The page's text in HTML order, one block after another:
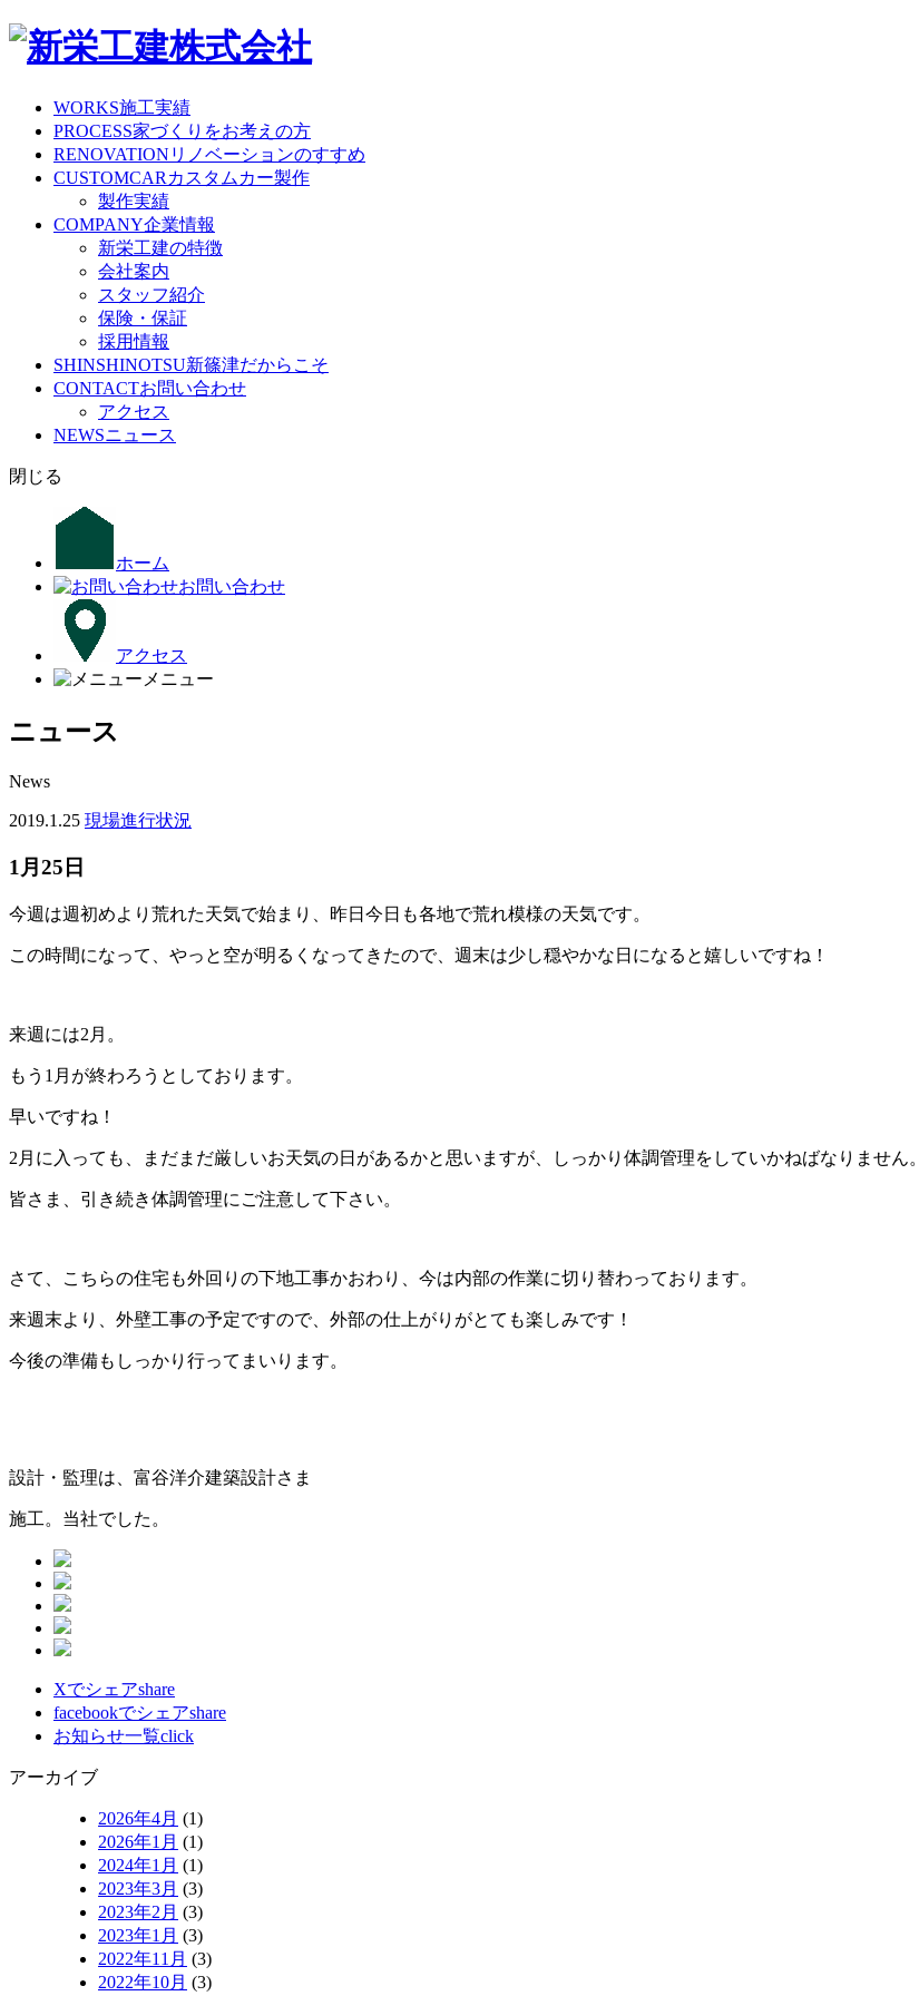
WORKS施工実績
PROCESS家づくりをお考えの方
RENOVATION リノベーションのすすめ
CUSTOMCAR カスタムカー製作
製作実績
COMPANY企業情報
新栄工建の特徴
会社案内
スタッフ紹介
保険・保証
採用情報
SHINSHINOTSU新篠津だからこそ
CONTACTお問い合わせ
アクセス
NEWSニュース
閉じる
ホーム
お問い合わせ
アクセス
メニュー
ニュース
News
2019.1.25 現場進行状況
1月25日
今週は週初めより荒れた天気で始まり、昨日今日も各地で荒れ模様の天気です。
この時間になって、やっと空が明るくなってきたので、週末は少し穏やかな日になると嬉しいですね！
来週には2月。
もう1月が終わろうとしております。
早いですね！
2月に入っても、まだまだ厳しいお天気の日があるかと思いますが、しっかり体調管理をしていかねばなりません。
皆さま、引き続き体調管理にご注意して下さい。
さて、こちらの住宅も外回りの下地工事かおわり、今は内部の作業に切り替わっております。
来週末より、外壁工事の予定ですので、外部の仕上がりがとても楽しみです！
今後の準備もしっかり行ってまいります。
設計・監理は、富谷洋介建築設計さま
施工。当社でした。
Xでシェアshare
facebookでシェアshare
お知らせ一覧click
アーカイブ
2026年4月 (1)
2026年1月 (1)
2024年1月 (1)
2023年3月 (3)
2023年2月 (3)
2023年1月 (3)
2022年11月 (3)
2022年10月 (3)